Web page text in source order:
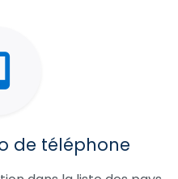
de téléphone